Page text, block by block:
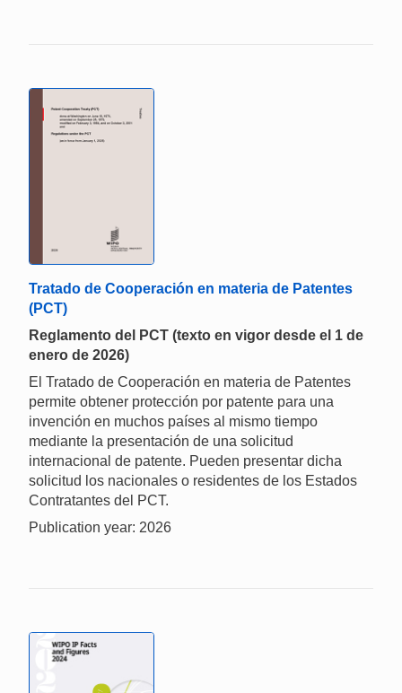
Tratado de Cooperación en materia de Patentes
(PCT)
Reglamento del PCT (texto en vigor desde el 1 de
enero de 2026)
El Tratado de Cooperación en materia de Patentes
permite obtener protección por patente para una
invención en muchos países al mismo tiempo
mediante la presentación de una solicitud
internacional de patente. Pueden presentar dicha
solicitud los nacionales o residentes de los Estados
Contratantes del PCT.
Publication year: 2026